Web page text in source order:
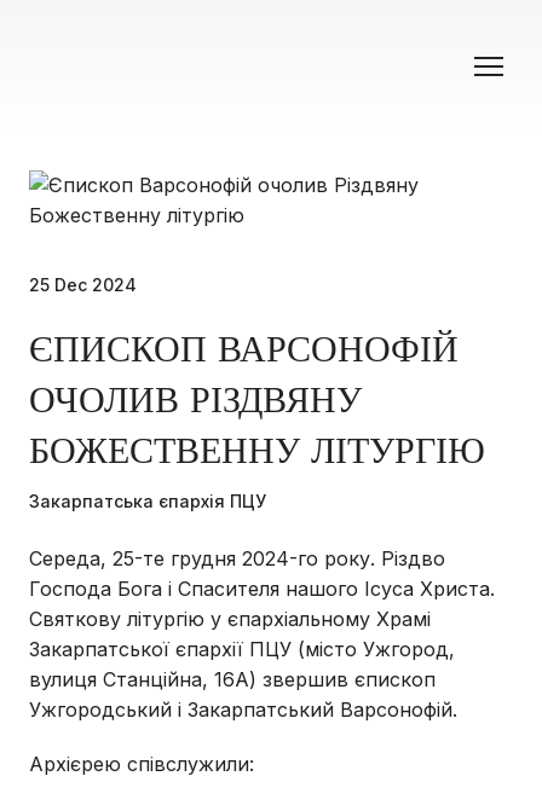
25 Dec 2024
ЄПИСКОП ВАРСОНОФІЙ
ОЧОЛИВ РІЗДВЯНУ
БОЖЕСТВЕННУ ЛІТУРГІЮ
Закарпатська єпархія ПЦУ
Середа, 25-те грудня 2024-го року. Різдво
Господа Бога і Спасителя нашого Ісуса Христа.
Святкову літургію у єпархіальному Храмі
Закарпатської єпархії ПЦУ (місто Ужгород,
вулиця Станційна, 16А) звершив єпископ
Ужгородський і Закарпатський Варсонофій.
Архієрею співслужили: